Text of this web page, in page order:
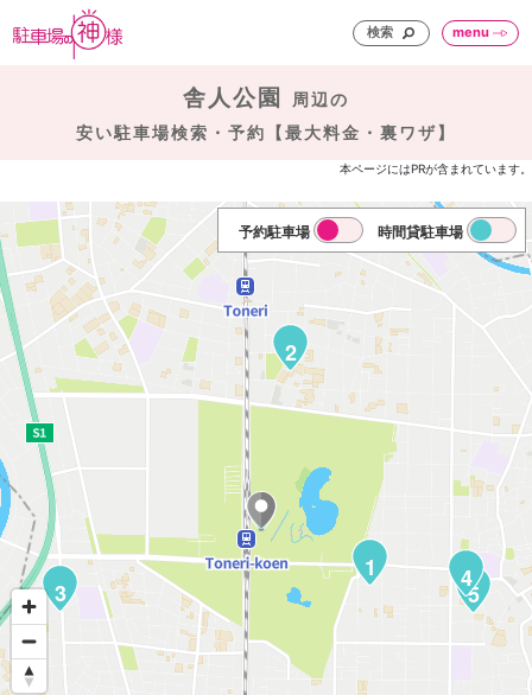
検索 menu
舎人公園
周辺の
安い駐車場検索・予約【最大料金・裏ワザ】
本ページにはPRが含まれています。
5
4
3
2
1
予約駐車場 時間貸駐車場